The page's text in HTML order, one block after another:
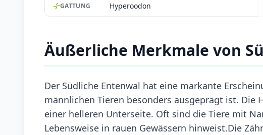
GATTUNG Hyperoodon
Äußerliche Merkmale von
Der Südliche Entenwal hat eine markante
männlichen Tieren besonders ausgeprägt ist.
einer helleren Unterseite. Oft sind die Tiere mit
Lebensweise in rauen Gewässern hinweist.Die